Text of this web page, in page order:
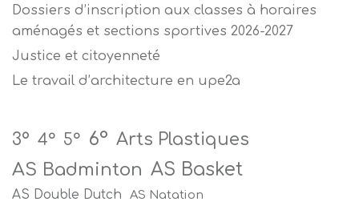
Dossiers d’inscription aux classes à horaires
aménagés et sections sportives 2026-2027
Justice et citoyenneté
Le travail d’architecture en upe2a
3° 4° 5° 6° Arts Plastiques
AS Badminton AS Basket
AS Double Dutch AS Natation